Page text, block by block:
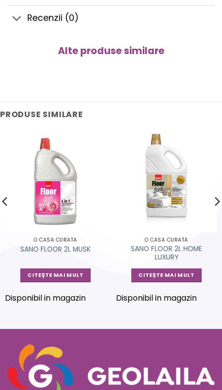
Recenzii (0)
Alte produse similare
PRODUSE SIMILARE
O CASA CURATA
SANO FLOOR 2L MUSK
CITEȘTE MAI MULT
Disponibil in magazin
O CASA CURATA
SANO FLOOR 2L HOME
LUXURY
CITEȘTE MAI MULT
Disponibil in magazin